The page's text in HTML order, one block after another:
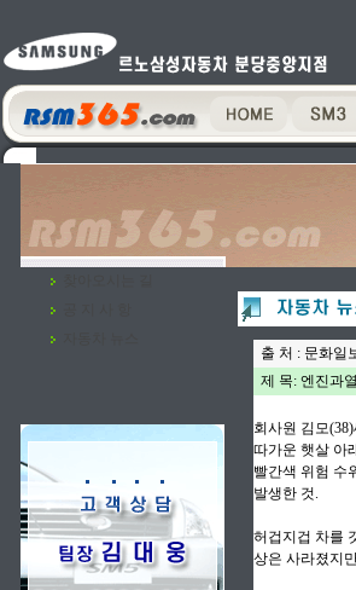
출 처 : 문화일
제 목: 엔진과
회사원 김모
따가운 햇살 아
빨간색 위험 수
발생한 것.
허겁지겁 차를
상은 사라졌지